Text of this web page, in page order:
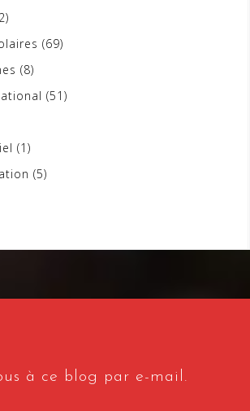
(69)
(8)
(51)
(1)
(5)
à ce blog par e-mail.